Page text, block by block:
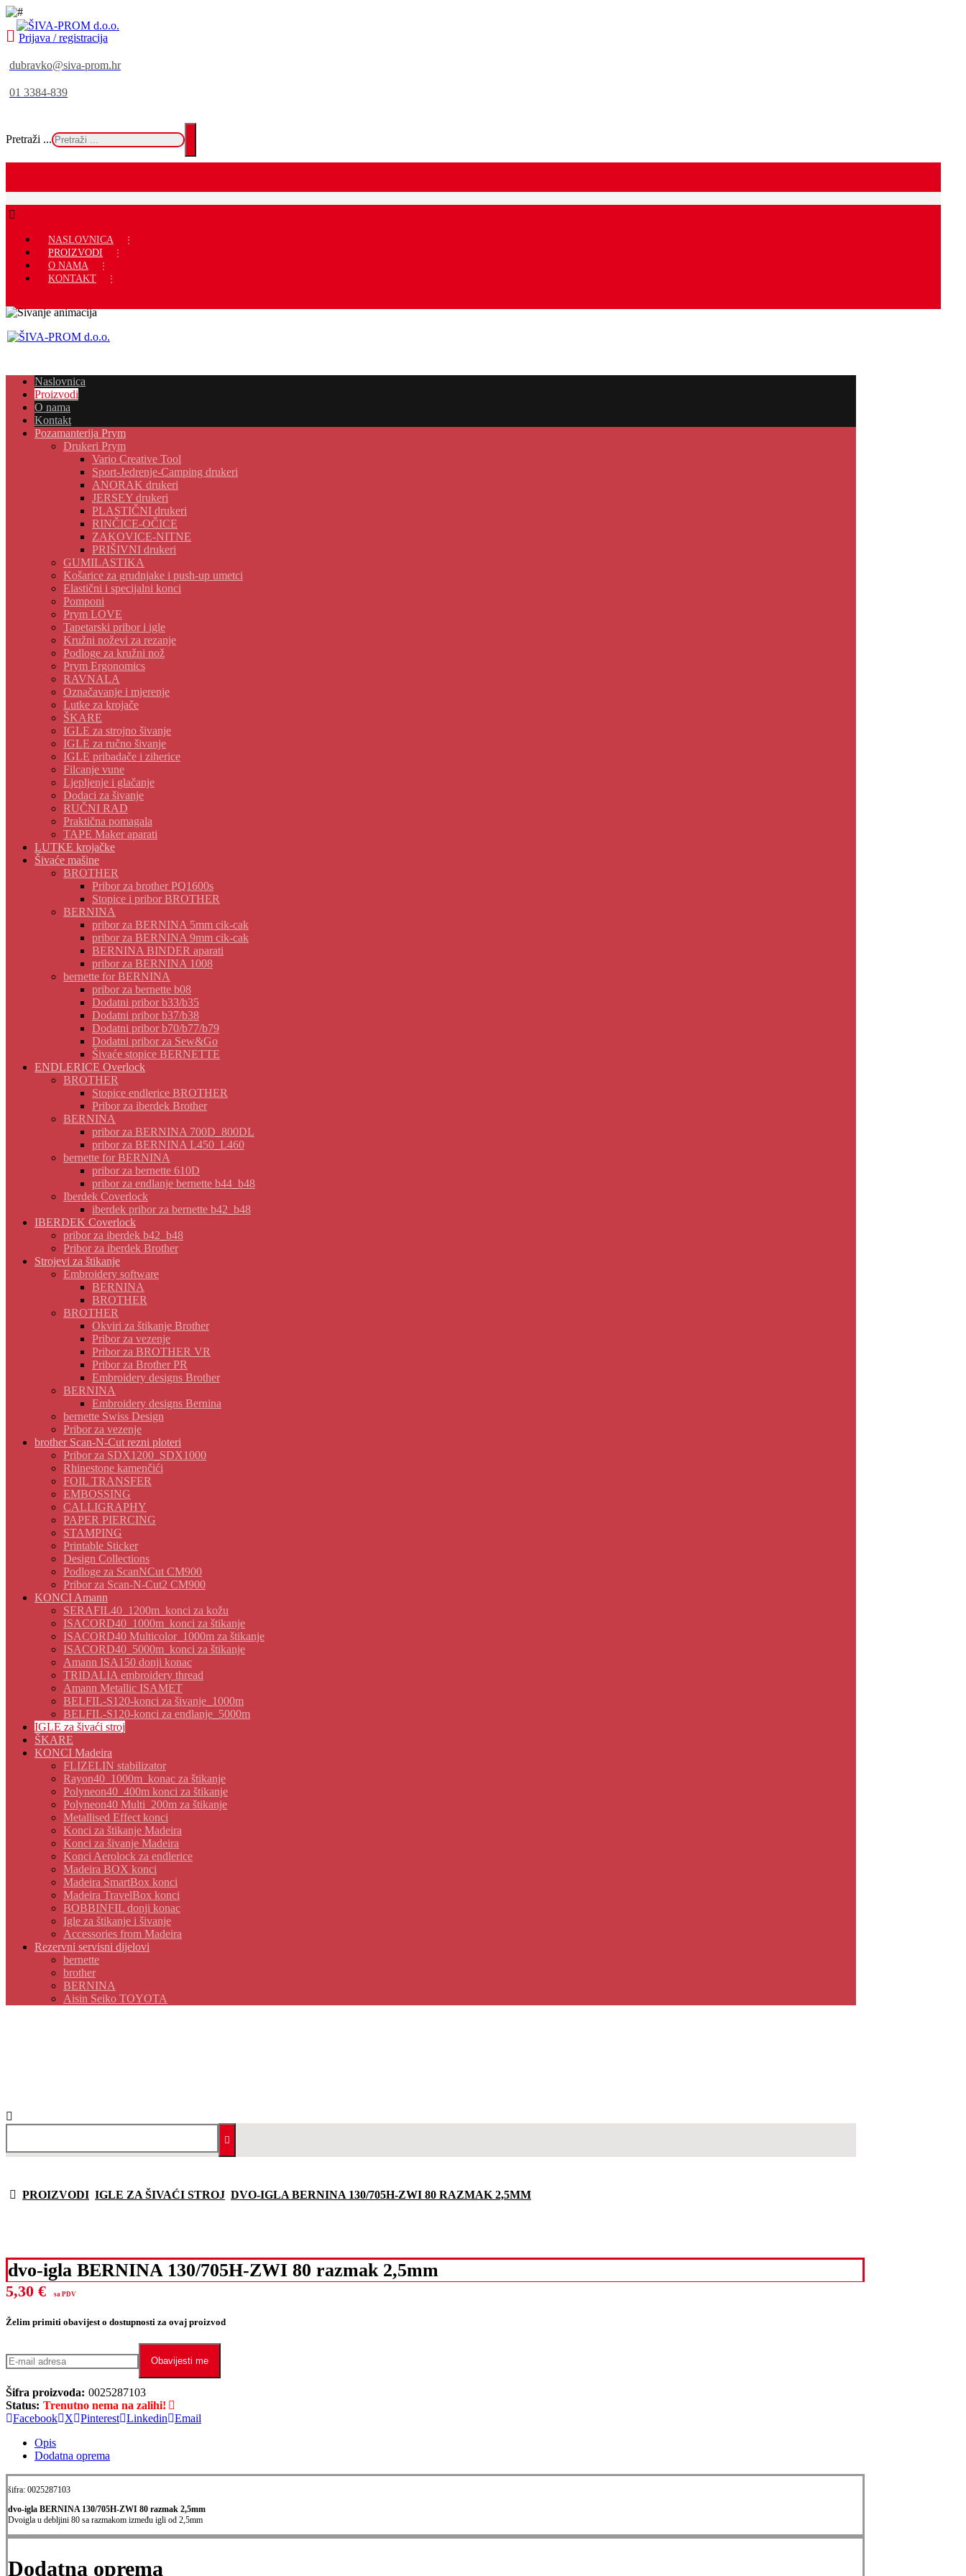
Prijava / registracija
dubravko@siva-prom.hr
01 3384-839
Pretraži ...
NASLOVNICA
PROIZVODI
O NAMA
KONTAKT
Naslovnica
Proizvodi
O nama
Kontakt
Pozamanterija Prym
Drukeri Prym
Vario Creative Tool
Sport-Jedrenje-Camping drukeri
ANORAK drukeri
JERSEY drukeri
PLASTIČNI drukeri
RINČICE-OČICE
ZAKOVICE-NITNE
PRIŠIVNI drukeri
GUMILASTIKA
Košarice za grudnjake i push-up umetci
Elastični i specijalni konci
Pomponi
Prym LOVE
Tapetarski pribor i igle
Kružni noževi za rezanje
Podloge za kružni nož
Prym Ergonomics
RAVNALA
Označavanje i mjerenje
Lutke za krojače
ŠKARE
IGLE za strojno šivanje
IGLE za ručno šivanje
IGLE pribadače i ziherice
Filcanje vune
Ljepljenje i glačanje
Dodaci za šivanje
RUČNI RAD
Praktična pomagala
TAPE Maker aparati
LUTKE krojačke
Šivaće mašine
BROTHER
Pribor za brother PQ1600s
Stopice i pribor BROTHER
BERNINA
pribor za BERNINA 5mm cik-cak
pribor za BERNINA 9mm cik-cak
BERNINA BINDER aparati
pribor za BERNINA 1008
bernette for BERNINA
pribor za bernette b08
Dodatni pribor b33/b35
Dodatni pribor b37/b38
Dodatni pribor b70/b77/b79
Dodatni pribor za Sew&Go
Šivaće stopice BERNETTE
ENDLERICE Overlock
BROTHER
Stopice endlerice BROTHER
Pribor za iberdek Brother
BERNINA
pribor za BERNINA 700D_800DL
pribor za BERNINA L450_L460
bernette for BERNINA
pribor za bernette 610D
pribor za endlanje bernette b44_b48
Iberdek Coverlock
iberdek pribor za bernette b42_b48
IBERDEK Coverlock
pribor za iberdek b42_b48
Pribor za iberdek Brother
Strojevi za štikanje
Embroidery software
BERNINA
BROTHER
BROTHER
Okviri za štikanje Brother
Pribor za vezenje
Pribor za BROTHER VR
Pribor za Brother PR
Embroidery designs Brother
BERNINA
Embroidery designs Bernina
bernette Swiss Design
Pribor za vezenje
brother Scan-N-Cut rezni ploteri
Pribor za SDX1200_SDX1000
Rhinestone kamenčići
FOIL TRANSFER
EMBOSSING
CALLIGRAPHY
PAPER PIERCING
STAMPING
Printable Sticker
Design Collections
Podloge za ScanNCut CM900
Pribor za Scan-N-Cut2 CM900
KONCI Amann
SERAFIL40_1200m_konci za kožu
ISACORD40_1000m_konci za štikanje
ISACORD40 Multicolor_1000m za štikanje
ISACORD40_5000m_konci za štikanje
Amann ISA150 donji konac
TRIDALIA embroidery thread
Amann Metallic ISAMET
BELFIL-S120-konci za šivanje_1000m
BELFIL-S120-konci za endlanje_5000m
IGLE za šivaći stroj
ŠKARE
KONCI Madeira
FLIZELIN stabilizator
Rayon40_1000m_konac za štikanje
Polyneon40_400m konci za štikanje
Polyneon40 Multi_200m za štikanje
Metallised Effect konci
Konci za štikanje Madeira
Konci za šivanje Madeira
Konci Aerolock za endlerice
Madeira BOX konci
Madeira SmartBox konci
Madeira TravelBox konci
BOBBINFIL donji konac
Igle za štikanje i šivanje
Accessories from Madeira
Rezervni servisni dijelovi
bernette
brother
BERNINA
Aisin Seiko TOYOTA
PROIZVODI IGLE ZA ŠIVAĆI STROJ DVO-IGLA BERNINA 130/705H-ZWI 80 RAZMAK 2,5MM
dvo-igla BERNINA 130/705H-ZWI 80 razmak 2,5mm
5,30 € sa PDV
Želim primiti obavijest o dostupnosti za ovaj proizvod
Obavijesti me
Šifra proizvoda: 0025287103
Status: Trenutno nema na zalihi!
Facebook
X Pinterest Linkedin
Email
Opis
Dodatna oprema
šifra: 0025287103
dvo-igla BERNINA 130/705H-ZWI 80 razmak 2,5mm
Dvoigla u debljini 80 sa razmakom između igli od 2,5mm
Dodatna oprema